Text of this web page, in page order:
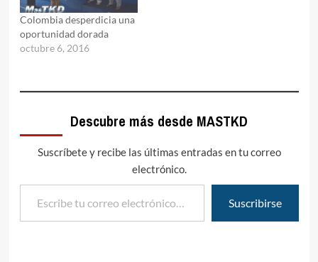
Colombia desperdicia una
oportunidad dorada
octubre 6, 2016
Descubre más desde MASTKD
Suscríbete y recibe las últimas entradas en tu correo
electrónico.
Escribe tu correo electrónico…
Suscribirse